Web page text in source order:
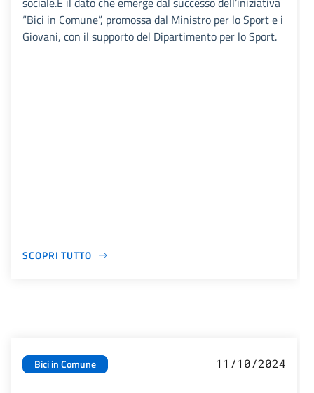
“Bici in Comune”, promossa dal Ministro per lo Sport e i
Giovani, con il supporto del Dipartimento per lo Sport.
SCOPRI TUTTO
Bici in Comune 11/10/2024